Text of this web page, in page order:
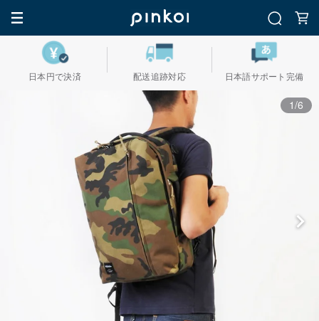
日本円で決済 配送追跡対応 日本語サポート完備
1/6